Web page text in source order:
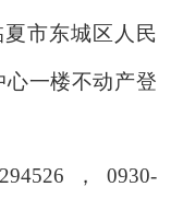
夏市东城区人民
心一楼不动产登
，0930-